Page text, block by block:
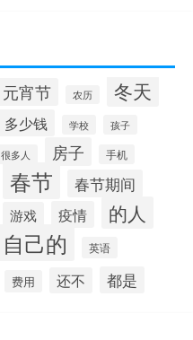
元宵节 农历 冬天
多少钱 学校 孩子
很多人 房子 手机
春节 春节期间
游戏 疫情 的人
自己的 英语
费用 还不 都是